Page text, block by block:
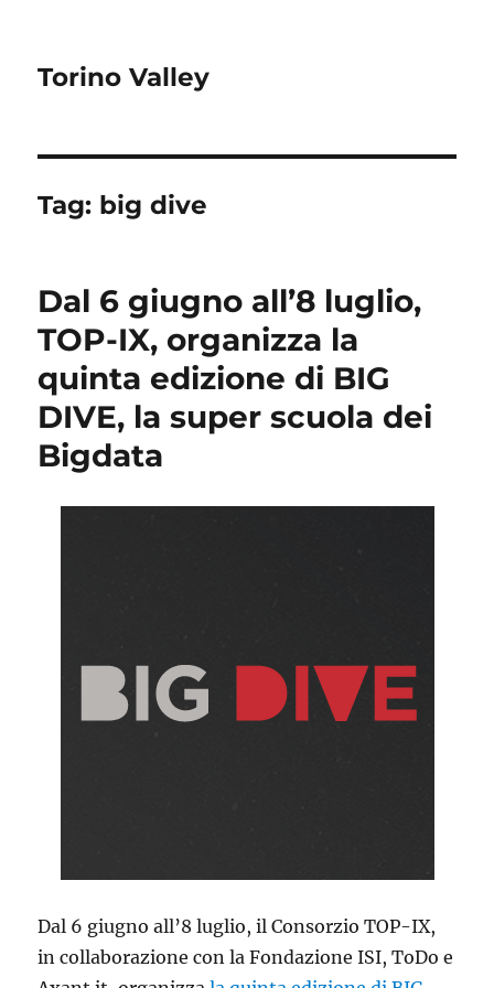
Torino Valley
Tag: big dive
Dal 6 giugno all’8 luglio,
TOP-IX, organizza la
quinta edizione di BIG
DIVE, la super scuola dei
Bigdata
Dal 6 giugno all’8 luglio, il Consorzio TOP-IX,
in collaborazione con la Fondazione ISI, ToDo e